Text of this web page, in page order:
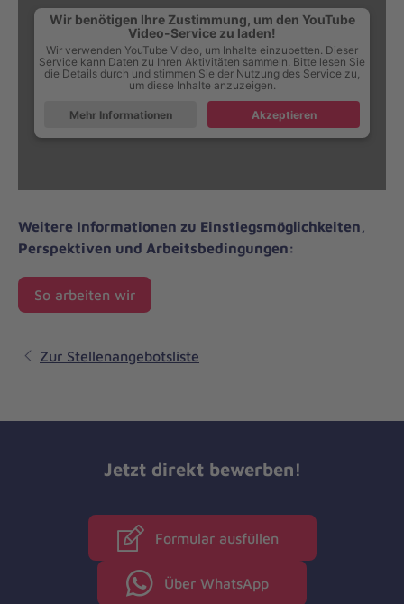
Klicken Sie auf den Button, um den Inhalt nachzuladen.
Wir benötigen Ihre Zustimmung, um den YouTube
Video-Service zu laden!
Wir verwenden YouTube Video, um Inhalte einzubetten. Dieser
Service kann Daten zu Ihren Aktivitäten sammeln. Bitte lesen Sie
die Details durch und stimmen Sie der Nutzung des Service zu,
um diese Inhalte anzuzeigen.
Mehr Informationen Akzeptieren
Weitere Informationen zu Einstiegsmöglichkeiten,
Perspektiven und Arbeitsbedingungen:
So arbeiten wir
Zur Stellenangebotsliste
Jetzt direkt bewerben!
Formular ausfüllen
Über WhatsApp